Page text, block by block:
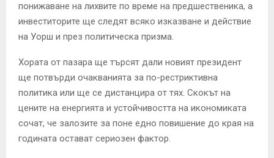
понижаване на лихвите по време на предшественика, а
инвеститорите ще следят всяко изказване и действие
на Уорш и през политическа призма.
Хората от пазара ще търсят дали новият президент
ще потвърди очакванията за по-рестриктивна
политика или ще се дистанцира от тях. Скокът на
цените на енергията и устойчивостта на икономиката
сочат, че залозите за поне едно повишение до края на
годината остават сериозен фактор.